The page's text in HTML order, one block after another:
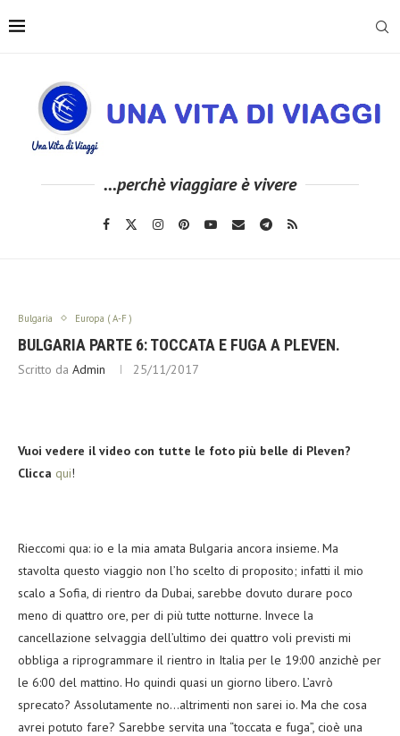
...perchè viaggiare è vivere
Bulgaria Europa ( A-F )
BULGARIA PARTE 6: TOCCATA E FUGA A PLEVEN.
Scritto da Admin 25/11/2017
Vuoi vedere il video con tutte le foto più belle di Pleven?
Clicca qui!
Rieccomi qua: io e la mia amata Bulgaria ancora insieme. Ma
stavolta questo viaggio non l’ho scelto di proposito; infatti il mio
scalo a Sofia, di rientro da Dubai, sarebbe dovuto durare poco
meno di quattro ore, per di più tutte notturne. Invece la
cancellazione selvaggia dell’ultimo dei quattro voli previsti mi
obbliga a riprogrammare il rientro in Italia per le 19:00 anzichè per
le 6:00 del mattino. Ho quindi quasi un giorno libero. L’avrò
sprecato? Assolutamente no…altrimenti non sarei io. Ma che cosa
avrei potuto fare? Sarebbe servita una “toccata e fuga”, cioè una